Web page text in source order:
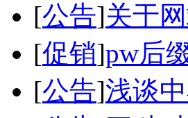
[公告]关于
[促销]pw后
[公告]浅谈